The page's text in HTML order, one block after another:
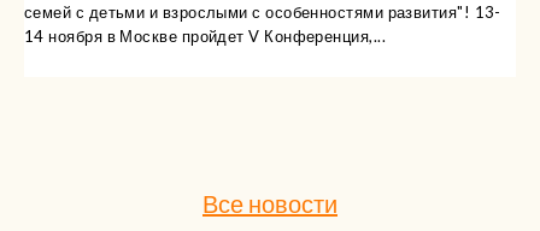
семей с детьми и взрослыми с особенностями развития"! 13-
14 ноября в Москве пройдет V Конференция,...
Все новости